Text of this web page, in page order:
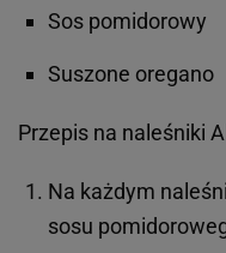
Sos pomidorowy
Suszone oregano
Przepis na naleśniki
Na każdym
sosu